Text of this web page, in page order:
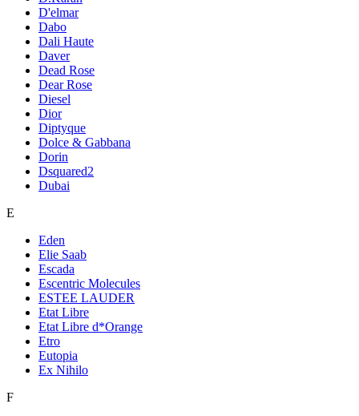
D'elmar
Dabo
Dali Haute
Daver
Dead Rose
Dear Rose
Diesel
Dior
Diptyque
Dolce & Gabbana
Dorin
Dsquared2
Dubai
E
Eden
Elie Saab
Escada
Escentric Molecules
ESTEE LAUDER
Etat Libre
Etat Libre d*Orange
Etro
Eutopia
Ex Nihilo
F